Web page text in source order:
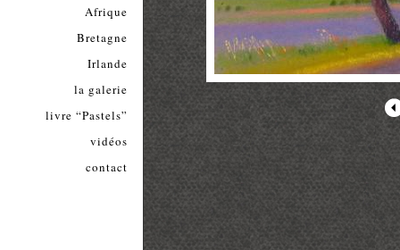
Afrique
Bretagne
Irlande
la galerie
livre “Pastels”
vidéos
contact